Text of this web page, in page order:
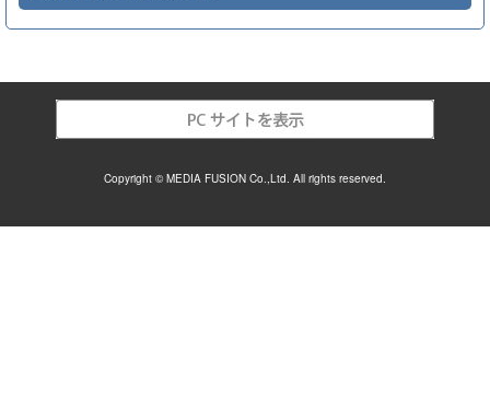
Copyright © MEDIA FUSION Co.,Ltd. All rights reserved.